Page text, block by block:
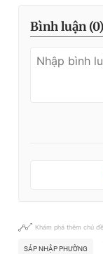
Bình luận (0)
Khám phá thêm chủ đề
SÁP NHẬP PHƯỜNG